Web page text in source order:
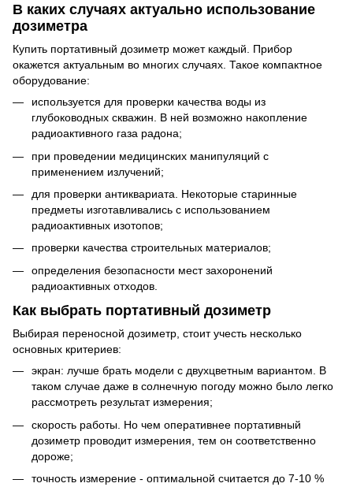
В каких случаях актуально использование
дозиметра
Купить портативный дозиметр может каждый. Прибор
окажется актуальным во многих случаях. Такое компактное
оборудование:
используется для проверки качества воды из
глубоководных скважин. В ней возможно накопление
радиоактивного газа радона;
при проведении медицинских манипуляций с
применением излучений;
для проверки антиквариата. Некоторые старинные
предметы изготавливались с использованием
радиоактивных изотопов;
проверки качества строительных материалов;
определения безопасности мест захоронений
радиоактивных отходов.
Как выбрать портативный дозиметр
Выбирая переносной дозиметр, стоит учесть несколько
основных критериев:
экран: лучше брать модели с двухцветным вариантом. В
таком случае даже в солнечную погоду можно было легко
рассмотреть результат измерения;
скорость работы. Но чем оперативнее портативный
дозиметр проводит измерения, тем он соответственно
дороже;
точность измерение - оптимальной считается до 7-10 %